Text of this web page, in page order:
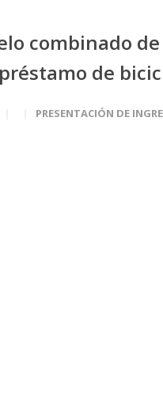
combinado
de
PRESENTACIÓN DE